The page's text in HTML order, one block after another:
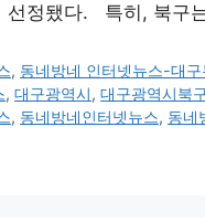
선정됐다. 특히, 북구
, 동네방네 인터넷뉴스-대
,대구광역시,대구광역시북
, 동네방네인터넷뉴스, 동네